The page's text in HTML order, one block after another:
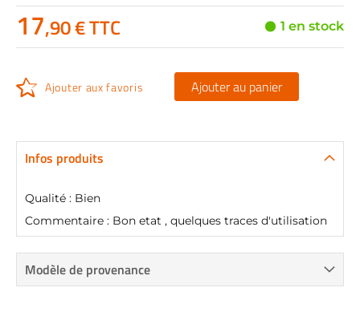
17,90 € TTC 1 en stock
Ajouter aux favoris Ajouter au panier
Infos produits
Qualité : Bien
Commentaire : Bon etat , quelques traces d'utilisation
Modèle de provenance